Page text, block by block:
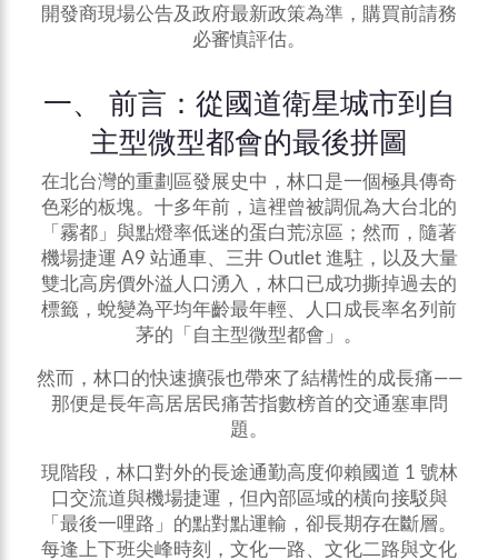
開發商現場公告及政府最新政策為準，購買前請務
必審慎評估。
一、 前言：從國道衛星城市到自
主型微型都會的最後拼圖
在北台灣的重劃區發展史中，林口是一個極具傳奇
色彩的板塊。十多年前，這裡曾被調侃為大台北的
「霧都」與點燈率低迷的蛋白荒涼區；然而，隨著
機場捷運 A9 站通車、三井 Outlet 進駐，以及大量
雙北高房價外溢人口湧入，林口已成功撕掉過去的
標籤，蛻變為平均年齡最年輕、人口成長率名列前
茅的「自主型微型都會」。
然而，林口的快速擴張也帶來了結構性的成長痛——
那便是長年高居居民痛苦指數榜首的交通塞車問
題。
現階段，林口對外的長途通勤高度仰賴國道 1 號林
口交流道與機場捷運，但內部區域的橫向接駁與
「最後一哩路」的點對點運輸，卻長期存在斷層。
每逢上下班尖峰時刻，文化一路、文化二路與文化